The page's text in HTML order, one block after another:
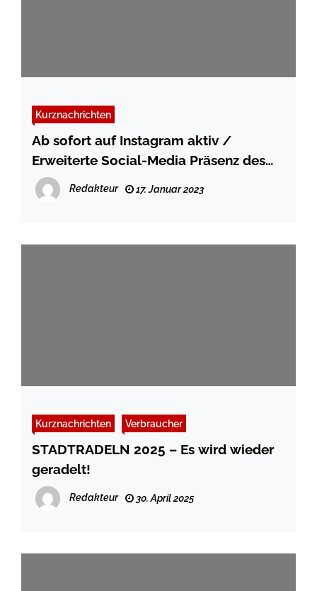
Kurznachrichten
Ab sofort auf Instagram aktiv /
Erweiterte Social-Media Präsenz des
Kreises Schleswig-Flensburg
Redakteur 17. Januar 2023
Kurznachrichten Verbraucher
STADTRADELN 2025 – Es wird wieder
geradelt!
Redakteur 30. April 2025